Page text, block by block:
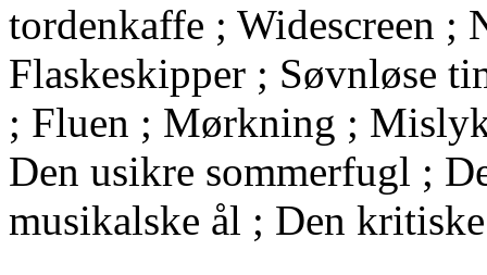
tordenkaffe ; Widescreen ;
Flaskeskipper ; Søvnløse
; Fluen ; Mørkning ;
Den usikre sommerfugl ;
musikalske ål ; Den